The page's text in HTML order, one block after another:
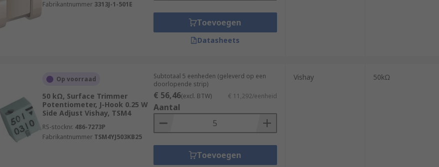
Fabrikantnummer 3313J-1-501E
Toevoegen
Datasheets
Op voorraad
50 kΩ, Surface Trimmer
Potentiometer, J-Hook 0.25 W
Side Adjust Vishay, TSM4
RS-stocknr. 486-7273P
Fabrikantnummer TSM4YJ503KB25
Subtotaal 5 eenheden (geleverd op een
doorlopende strip)
€ 56,46(excl. BTW) € 11,292/eenheid
Aantal
Toevoegen
Vishay 50kΩ